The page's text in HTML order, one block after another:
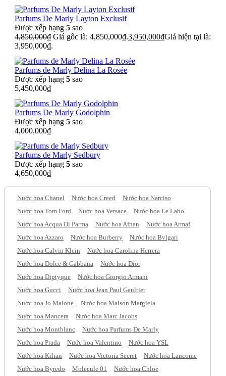
Parfums De Marly Layton Exclusif
Được xếp hạng 5 sao
4,850,000₫ Giá gốc là: 4,850,000₫.3,950,000₫Giá hiện tại là:
3,950,000₫.
Parfums de Marly Delina La Rosée
Được xếp hạng 5 sao
5,450,000₫
Parfums De Marly Godolphin
Được xếp hạng 5 sao
4,000,000₫
Parfums de Marly Sedbury
Được xếp hạng 5 sao
4,650,000₫
Nước hoa Chanel Nước hoa Creed
Nước hoa Narciso
Nước hoa Tom Ford
Nước hoa Versace
Nước hoa Le Labo
Nước hoa Acqua Di Parma
Nước hoa Afnan
Nước hoa Armaf
Nước hoa Azzaro
Nước hoa Burberry
Nước hoa Bvlgari
Nước hoa Calvin Klein
Nước hoa Carolina Herrera
Nước hoa Dolce & Gabbana
Nước hoa Dior
Nước hoa Diptyque
Nước hoa Giorgio Armani
Nước hoa Gucci
Nước hoa Jean Paul Gaultier
Nước hoa Jo Malone
Nước hoa Maison Margiela
Nước hoa Mancera
Nước hoa Marc Jacobs
Nước hoa Montblanc
Nước hoa Parfums De Marly
Nước hoa Prada
Nước hoa Valentino
Nước hoa YSL
Nước hoa Kilian
Nước hoa Victoria Secret
Nước hoa Lancome
Nước hoa Byredo
Molecule 01
Nước hoa Chloe